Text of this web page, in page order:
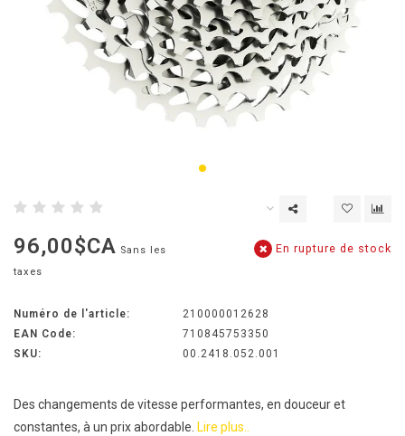
96,00$CA Sans les
taxes
En rupture de stock
Numéro de l'article:
210000012628
EAN Code:
710845753350
SKU:
00.2418.052.001
Des changements de vitesse performantes, en douceur et
constantes, à un prix abordable. Lire plus..